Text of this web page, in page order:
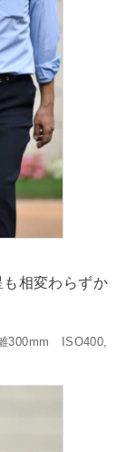
相変わらずか
300mm ISO400,